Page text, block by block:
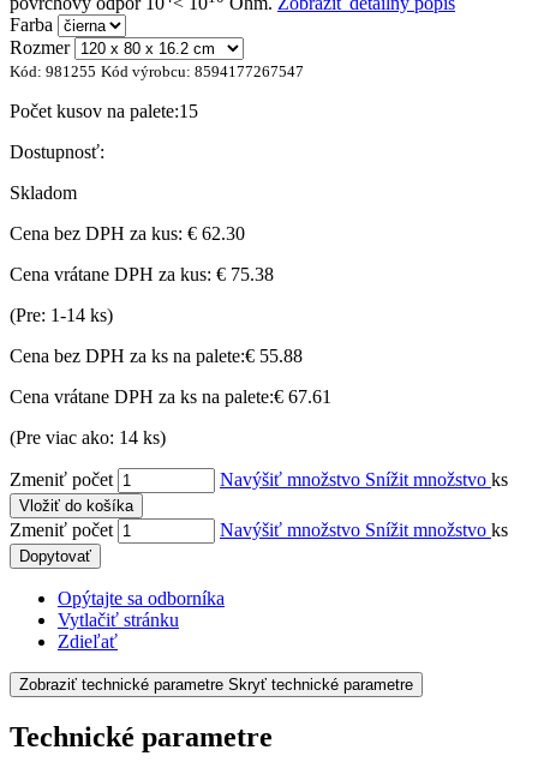
Farba
Rozmer
Kód: 981255 Kód výrobcu: 8594177267547
Počet kusov na palete:15
Dostupnosť:
Skladom
Cena bez DPH za kus: € 62.30
Cena vrátane DPH za kus: € 75.38
(Pre: 1-14 ks)
Cena bez DPH za ks na palete:€ 55.88
Cena vrátane DPH za ks na palete:€ 67.61
(Pre viac ako: 14 ks)
Zmeniť počet Navýšiť množstvo Snížit množstvo ks
Vložiť do košíka
Zmeniť počet Navýšiť množstvo Snížit množstvo ks
Dopytovať
Opýtajte sa odborníka
Vytlačiť stránku
Zdieľať
Zobraziť technické parametre Skryť technické parametre
Technické parametre